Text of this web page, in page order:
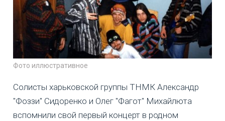
Фото иллюстративное
Солисты харьковской группы ТНМК Александр
"Фоззи" Сидоренко и Олег "Фагот" Михайлюта
вспомнили свой первый концерт в родном